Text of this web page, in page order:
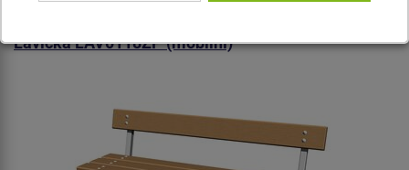
Lavička LAV0118ZP (mobilní)